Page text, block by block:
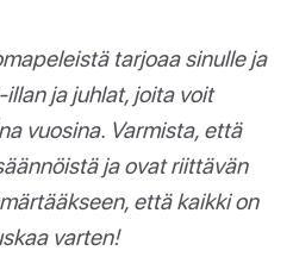
tarjoaa sinulle ja
ja juhlat, joita voit
vuosina. Varmista, että
ja ovat riittävän
että kaikki on
varten!